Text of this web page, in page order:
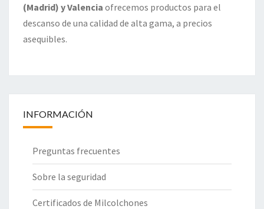
(Madrid) y Valencia ofrecemos productos para el
descanso de una calidad de alta gama, a precios
asequibles.
INFORMACIÓN
Preguntas frecuentes
Sobre la seguridad
Certificados de Milcolchones